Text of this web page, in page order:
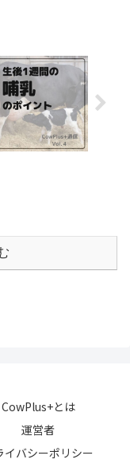
CowPlus+とは
運営者
イバシーポリシー